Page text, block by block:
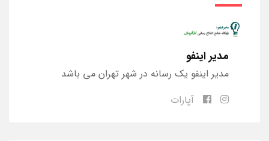
مدیر اینفو
مدیر اینفو یک رسانه در شهر تهران می باشد
آپارات